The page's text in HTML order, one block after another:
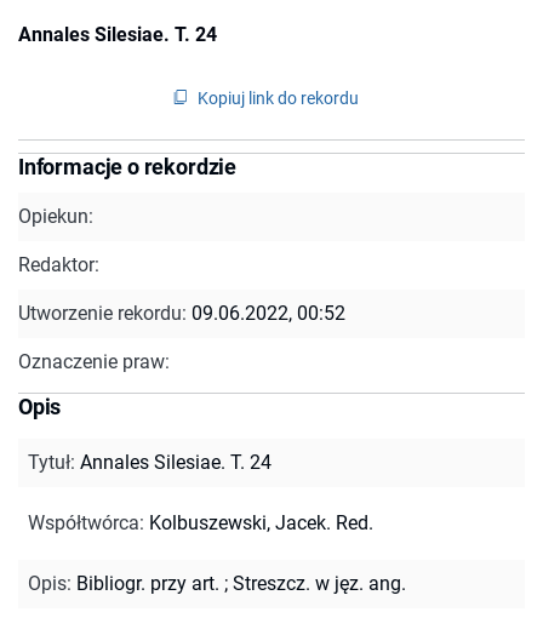
Annales Silesiae. T. 24
Kopiuj link do rekordu
Informacje o rekordzie
Opiekun:
Redaktor:
Utworzenie rekordu: 09.06.2022, 00:52
Oznaczenie praw:
Opis
Tytuł: Annales Silesiae. T. 24
Współtwórca: Kolbuszewski, Jacek. Red.
Opis: Bibliogr. przy art. ; Streszcz. w jęz. ang.